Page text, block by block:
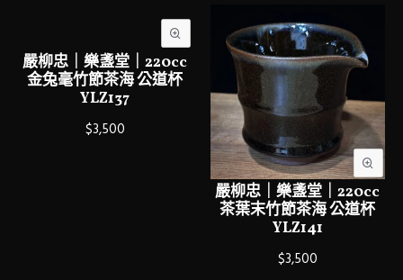
嚴柳忠｜樂盞堂｜220cc
金兔毫竹節茶海 公道杯
YLZ137
$3,500
嚴柳忠｜樂盞堂｜220cc
茶葉末竹節茶海 公道杯
YLZ141
$3,500